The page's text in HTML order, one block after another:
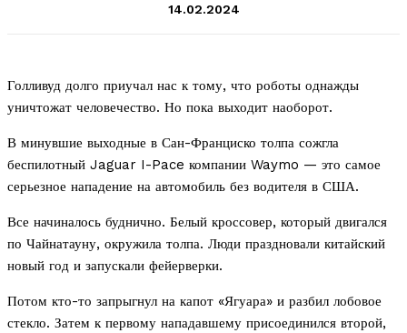
14.02.2024
Голливуд долго приучал нас к тому, что роботы однажды
уничтожат человечество. Но пока выходит наоборот.
В минувшие выходные в Сан-Франциско толпа сожгла
беспилотный Jaguar I-Pace компании Waymo — это самое
серьезное нападение на автомобиль без водителя в США.
Все начиналось буднично. Белый кроссовер, который двигался
по Чайнатауну, окружила толпа. Люди праздновали китайский
новый год и запускали фейерверки.
Потом кто-то запрыгнул на капот «Ягуара» и разбил лобовое
стекло. Затем к первому нападавшему присоединился второй,